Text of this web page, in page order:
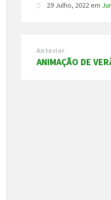
29 Julho, 2022em
Anterior
ANIMAÇÃO DE